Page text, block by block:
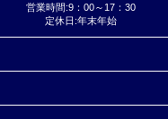
営業時間:9：00～17：30
定休日:年末年始